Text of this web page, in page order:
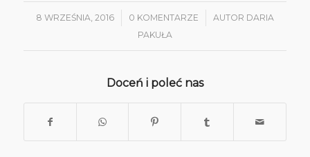
8 WRZEŚNIA, 2016
/ 0 KOMENTARZE
/ AUTOR DARIA
PAKUŁA
Doceń i poleć nas